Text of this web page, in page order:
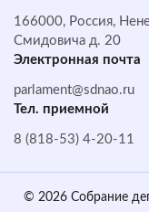
166000, Россия,
Смидовича д. 20
Электронная почта
parlament@sdnao.ru
Тел. приемной
8 (818-53) 4-20-11
© 2026 Собрание